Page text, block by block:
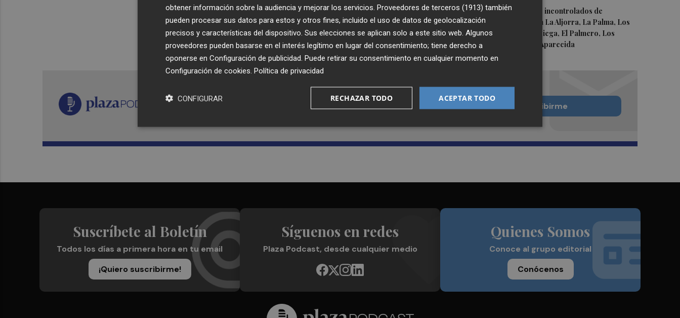
5Retiran vertidos incontrolados de
fibrocemento en La Aljorra, La Palma, Los
Belones, Torreciega, El Palmero, Los
Chorrillos y La Aparecida
Recibe toda la actualidad de
Plaza Podcast en tu correo
Quiero suscribirme
Suscríbete al Boletín
Todos los días a primera hora en tu email
¡Quiero suscribirme!
Síguenos en redes
Plaza Podcast, desde cualquier medio
Quienes Somos
Conoce al grupo editorial
Conócenos
obtener información sobre la audiencia y mejorar los servicios. Proveedores de terceros (1913) también
pueden procesar sus datos para estos y otros fines, incluido el uso de datos de geolocalización
precisos y características del dispositivo. Sus elecciones se aplican solo a este sitio web. Algunos
proveedores pueden basarse en el interés legítimo en lugar del consentimiento; tiene derecho a
oponerse en Configuración de publicidad . Puede retirar su consentimiento en cualquier momento en
Configuración de cookies Política de privacidad
ACEPTAR TODO
RECHAZAR TODO
CONFIGURAR